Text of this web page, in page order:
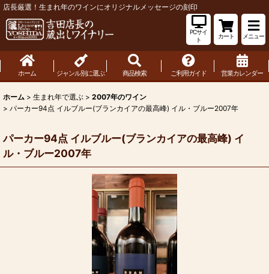
店長厳選！生まれ年のワインにオリジナルメッセージの刻印
PCサイ
ト
カート メニュー
ホーム ジャンル別に選ぶ 商品検索 ご利用ガイド 営業カレンダー
ホーム > 生まれ年で選ぶ > 2007年のワイン
> パーカー94点 イルブルー(ブランカイアの最高峰) イル・ブルー2007年
パーカー94点 イルブルー(ブランカイアの最高峰) イ
ル・ブルー2007年